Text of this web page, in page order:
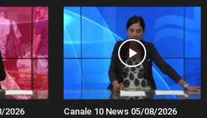
2026
Canale 10 News 05/08/2026